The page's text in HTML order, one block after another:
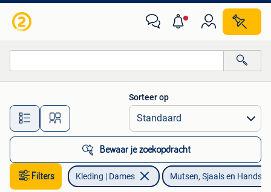
Alle afstanden…
Sorteer op
Bewaar je zoekopdracht
Filters Kleding | Dames Mutsen, Sjaals en